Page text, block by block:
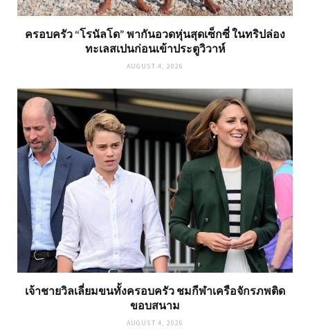
ครอบครัว “โรนัลโด” พากันอวดหุ่นสุดเซ็กซี่ ในทริปล่อง
ทะเลสเปนก่อนเข้าประตูวิวาห์
AUGUST 4, 2026
เจ้าชายวิลเลี่ยมขนทั้งครอบครัว ชมกีฬาเครือจักรภพติด
ขอบสนาม
AUGUST 4, 2026